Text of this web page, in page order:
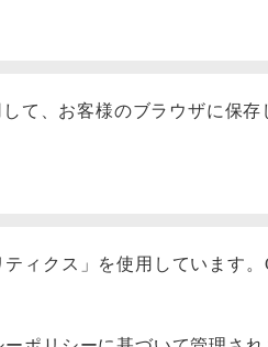
て、お客様のブラウザに保
ィクス」を使用しています